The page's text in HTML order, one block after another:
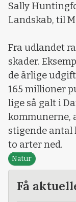
Sally
Landskab, til
Fra udlandet
skader.
de årlige
165 millioner
lige så galt i
kommunerne,
stigende antal
to arter ned.
Natur
Få